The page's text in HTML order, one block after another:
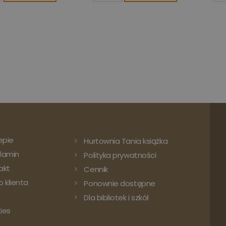
klienta
Hurtownia Tania książka
Polityka prywatności
Cennik
Ponownie dostępne
Dla bibliotek i szkół